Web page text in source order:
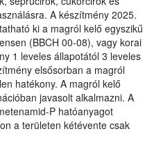
A készítmény 2025.
ki a magról kelő egyszikű
(BBCH 00-08), vagy korai
1 leveles állapotától 3 leveles
elsősorban a magról
hatékony. A magról kelő
javasolt alkalmazni. A
P hatóanyagot
a területen kétévente csak